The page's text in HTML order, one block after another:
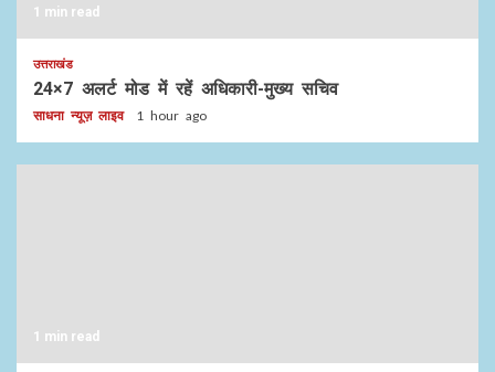
1 min read
उत्तराखंड
24×7 अलर्ट मोड में रहें अधिकारी-मुख्य सचिव
साधना न्यूज़ लाइव 1 hour ago
1 min read